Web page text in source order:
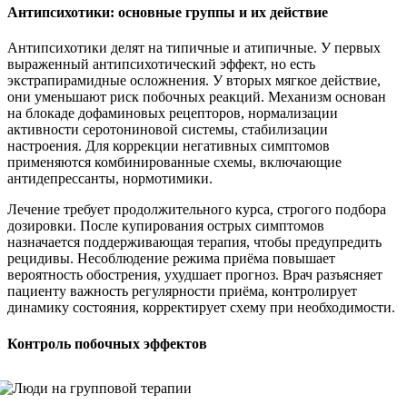
Антипсихотики: основные группы и их действие
Антипсихотики делят на типичные и атипичные. У первых
выраженный антипсихотический эффект, но есть
экстрапирамидные осложнения. У вторых мягкое действие,
они уменьшают риск побочных реакций. Механизм основан
на блокаде дофаминовых рецепторов, нормализации
активности серотониновой системы, стабилизации
настроения. Для коррекции негативных симптомов
применяются комбинированные схемы, включающие
антидепрессанты, нормотимики.
Лечение требует продолжительного курса, строгого подбора
дозировки. После купирования острых симптомов
назначается поддерживающая терапия, чтобы предупредить
рецидивы. Несоблюдение режима приёма повышает
вероятность обострения, ухудшает прогноз. Врач разъясняет
пациенту важность регулярности приёма, контролирует
динамику состояния, корректирует схему при необходимости.
Контроль побочных эффектов